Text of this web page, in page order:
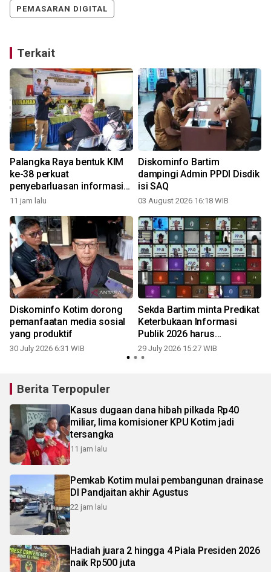
PEMASARAN DIGITAL
Terkait
Palangka Raya bentuk KIM
ke-38 perkuat
penyebarluasan informasi
publik
11 jam lalu
Diskominfo Bartim
dampingi Admin PPDI Disdik
isi SAQ
03 August 2026 16:18 WIB
Diskominfo Kotim dorong
pemanfaatan media sosial
yang produktif
30 July 2026 6:31 WIB
Sekda Bartim minta Predikat
Keterbukaan Informasi
Publik 2026 harus
meningkat
29 July 2026 15:27 WIB
Berita Terpopuler
Kasus dugaan dana hibah pilkada Rp40
miliar, lima komisioner KPU Kotim jadi
tersangka
11 jam lalu
Pemkab Kotim mulai pembangunan drainase
DI Pandjaitan akhir Agustus
22 jam lalu
Hadiah juara 2 hingga 4 Piala Presiden 2026
naik Rp500 juta